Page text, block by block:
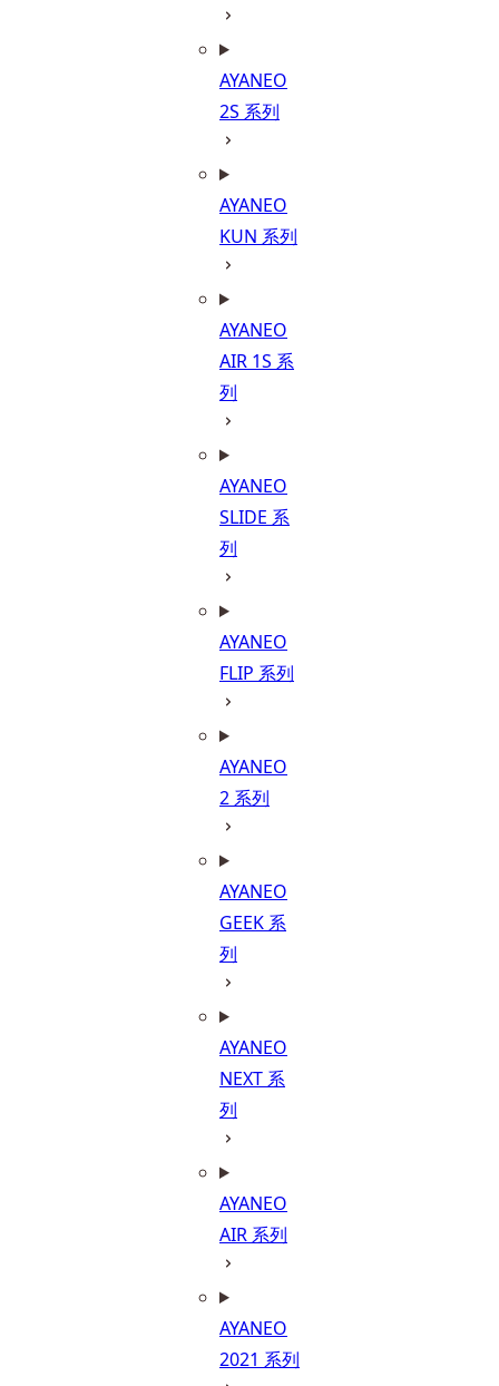
AYANEO
2S 系列
AYANEO
KUN 系列
AYANEO
AIR 1S 系
列
AYANEO
SLIDE 系
列
AYANEO
FLIP 系列
AYANEO
2 系列
AYANEO
GEEK 系
列
AYANEO
NEXT 系
列
AYANEO
AIR 系列
AYANEO
2021 系列